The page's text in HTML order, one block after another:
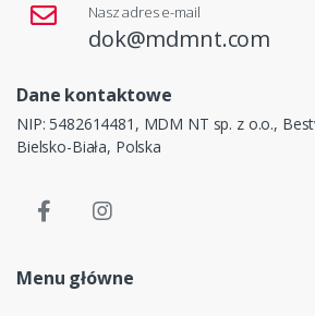
Nasz adres e-mail
dok@mdmnt.com
Dane kontaktowe
NIP: 5482614481, MDM NT sp. z o.o.,
Bielsko-Biała, Polska
Menu główne